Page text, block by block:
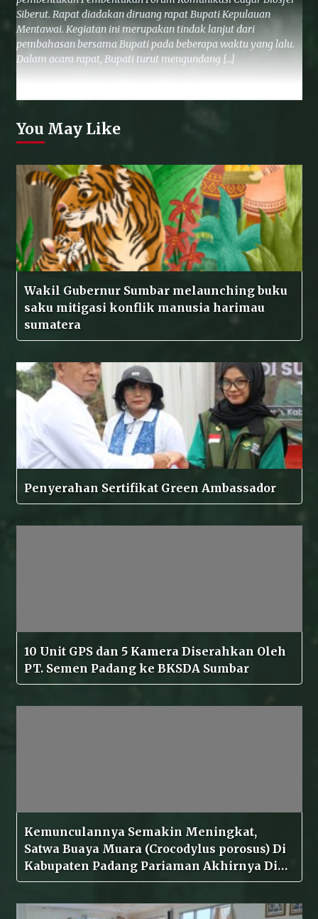
Siberut. Rapat diadakan diruang rapat Bupati Kepulauan
Mentawai. Kegiatan ini merupakan tindak lanjut dari
pembahasan bersama Bupati pada beberapa waktu yang lalu.
Dalam acara rapat, Bupati turut mengundang […]
You May Like
Wakil Gubernur Sumbar melaunching buku
saku mitigasi konflik manusia harimau
sumatera
Penyerahan Sertifikat Green Ambassador
10 Unit GPS dan 5 Kamera Diserahkan Oleh
PT. Semen Padang ke BKSDA Sumbar
Kemunculannya Semakin Meningkat,
Satwa Buaya Muara (Crocodylus porosus) Di
Kabupaten Padang Pariaman Akhirnya Di
Evakuasi